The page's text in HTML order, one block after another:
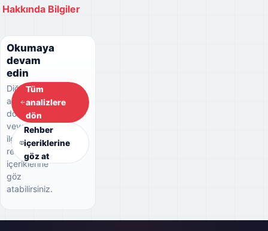
Hakkında Bilgiler
Okumaya
devam
edin
Diğer
analizlere
dönebilir
veya
ilgili
rehber
içeriklerine
göz
atabilirsiniz.
Tüm
analizlere
dön
Rehber
içeriklerine
göz at